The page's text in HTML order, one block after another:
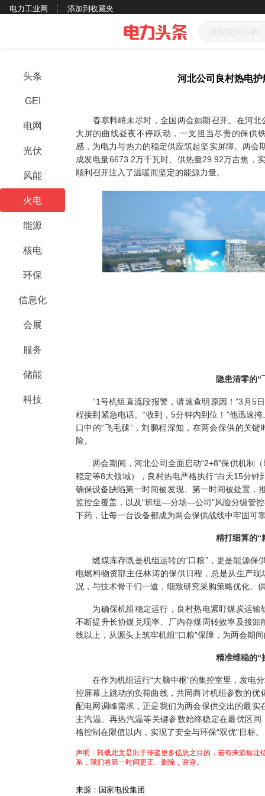
电力工业网 添加到收藏夹
头条
GEI
电网
光伏
风能
火电
能源
核电
环保
信息化
会展
服务
储能
科技
河北公司良村热电
春寒料峭未尽时，全国两会如期召开。在河北
大屏的曲线昼夜不停跃动，一支担当尽责的保供
感，为电力与热力的稳定供应筑起坚实屏障。两会
成发电量6673.2万千瓦时、供热量29.92万吉焦，
顺利召开注入了温暖而坚定的能源力量。
隐患清零的“
“1号机组直流段报警，请速查明原因！”3月5
程接到紧急电话。“收到，5分钟内到位！”他迅速
口中的“飞毛腿”，刘鹏程深知，在两会保供的关
险。
两会期间，河北公司全面启动“2+8”保供机制（
稳定等8大领域），良村热电严格执行“白天15分
确保设备缺陷第一时间被发现、第一时间被处置，
监控全覆盖，以及“班组―分场―公司”风险分级管
下药，让每一台设备都成为两会保供战线中牢固可
精打细算的“
燃煤库存既是机组运转的“口粮”，更是能源保供
电燃料物资部主任林涛的保供日程，总是从生产
况，与技术骨干们一道，细致研究采购策略优化、
为确保机组稳定运行，良村热电紧盯煤炭运输
不断提升长协煤兑现率、厂内存煤周转效率及接
线以上，从源头上筑牢机组“口粮”保障，为两会期
精准维稳的“
在作为机组运行“大脑中枢”的集控室里，发电
控屏幕上跳动的负荷曲线，共同商讨机组参数的优
配电网调峰需求，正是我们为两会保供交出的最实
主汽温、再热汽温等关键参数始终稳定在最优区
格控制在限值以内，实现了安全与环保“双优”目标。
声明：转载此文是出于传递更多信息之目的，若有来源标
系，我们将第一时间更正、删除，谢谢。
来源：国家电投集团